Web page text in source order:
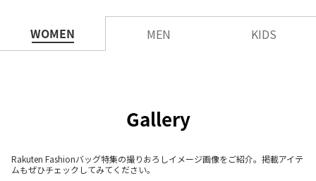
WOMEN MEN KIDS
Gallery
Rakuten Fashionバッグ特集の撮りおろしイメージ画像をご紹介。掲載アイテ
ムもぜひチェックしてみてください。